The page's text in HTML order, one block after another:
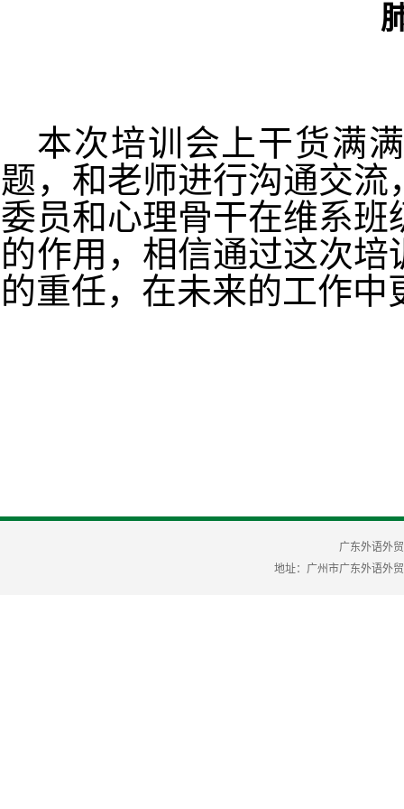
本次培训会上干货满
题，和老师进行沟通交
委员和心理骨干在维系
的作用，相信通过这次
的重任，在未来的工作
广东外语外
地址：广州市广东外语外